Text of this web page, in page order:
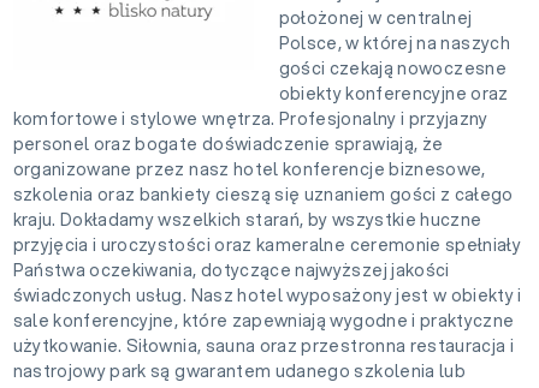
położonej w centralnej
Polsce, w której na naszych
gości czekają nowoczesne
obiekty konferencyjne oraz
komfortowe i stylowe wnętrza. Profesjonalny i przyjazny
personel oraz bogate doświadczenie sprawiają, że
organizowane przez nasz hotel konferencje biznesowe,
szkolenia oraz bankiety cieszą się uznaniem gości z całego
kraju. Dokładamy wszelkich starań, by wszystkie huczne
przyjęcia i uroczystości oraz kameralne ceremonie spełniały
Państwa oczekiwania, dotyczące najwyższej jakości
świadczonych usług. Nasz hotel wyposażony jest w obiekty i
sale konferencyjne, które zapewniają wygodne i praktyczne
użytkowanie. Siłownia, sauna oraz przestronna restauracja i
nastrojowy park są gwarantem udanego szkolenia lub